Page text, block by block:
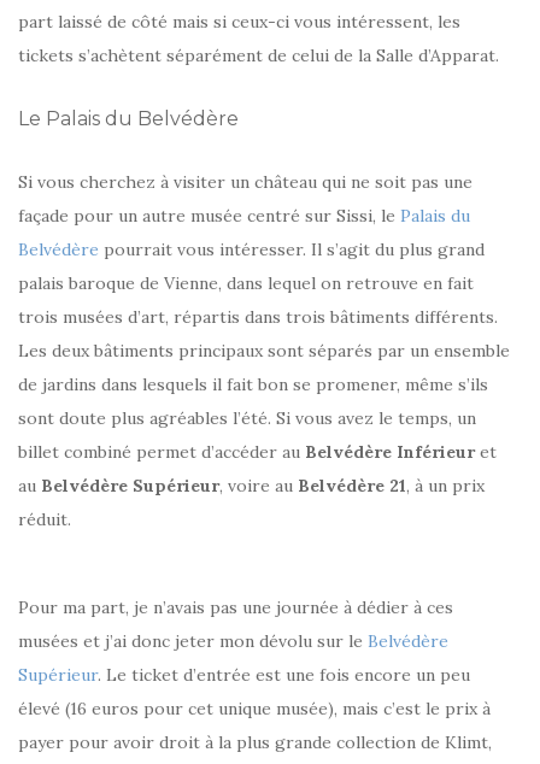
part laissé de côté mais si ceux-ci vous intéressent, les
tickets s’achètent séparément de celui de la Salle d’Apparat.
Le Palais du Belvédère
Si vous cherchez à visiter un château qui ne soit pas une
façade pour un autre musée centré sur Sissi, le Palais du
Belvédère pourrait vous intéresser. Il s’agit du plus grand
palais baroque de Vienne, dans lequel on retrouve en fait
trois musées d’art, répartis dans trois bâtiments différents.
Les deux bâtiments principaux sont séparés par un ensemble
de jardins dans lesquels il fait bon se promener, même s’ils
sont doute plus agréables l’été. Si vous avez le temps, un
billet combiné permet d’accéder au Belvédère Inférieuret
au Belvédère Supérieur, voire au Belvédère 21, à un prix
réduit.
Pour ma part, je n’avais pas une journée à dédier à ces
musées et j’ai donc jeter mon dévolu sur le Belvédère
Supérieur. Le ticket d’entrée est une fois encore un peu
élevé (16 euros pour cet unique musée), mais c’est le prix à
payer pour avoir droit à la plus grande collection de Klimt,